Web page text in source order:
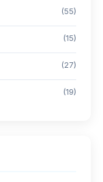
(55)
(15)
(27)
(19)